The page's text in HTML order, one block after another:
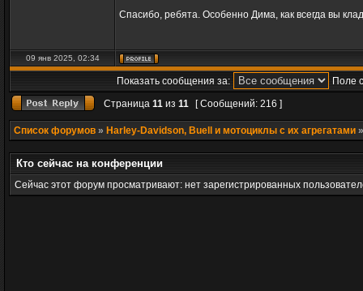
Спасибо, ребята. Особенно Дима, как всегда вы
09 янв 2025, 02:34
Показать сообщения за:
Поле
Страница 11 из 11 [ Сообщений: 216 ]
Список форумов » Harley-Davidson, Buell и мотоциклы с их агрегатами
Кто сейчас на конференции
Сейчас этот форум просматривают: нет зарегистрированных